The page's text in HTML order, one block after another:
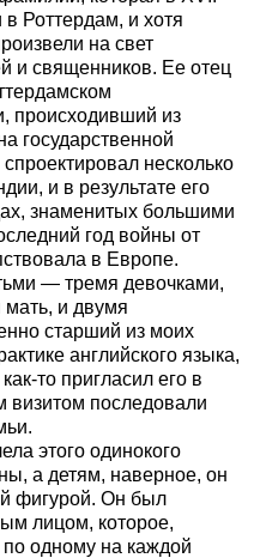
Роттердам, и хотя
на свет
и священников. Ее отец
происходивший из
государственной
несколько
и в результате его
знаменитых большими
год войны от
в Европе.
— тремя девочками,
и двумя
старший из моих
английского языка,
то пригласил его в
визитом последовали
этого одинокого
а детям, наверное, он
фигурой. Он был
лицом, которое,
одному на каждой